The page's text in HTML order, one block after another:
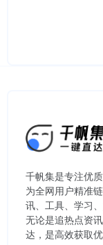
千帆集是专注优
为全网用户精准
讯、工具、学习
无论是追热点资
达，是高效获取